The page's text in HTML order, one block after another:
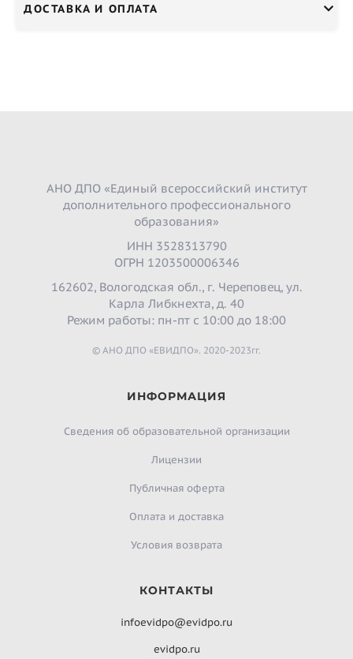
ДОСТАВКА И ОПЛАТА
АНО ДПО «Единый всероссийский институт
дополнительного профессионального
образования»
ИНН 3528313790
ОГРН 1203500006346
162602, Вологодская обл., г. Череповец, ул.
Карла Либкнехта, д. 40
Режим работы: пн-пт с 10:00 до 18:00
© АНО ДПО «ЕВИДПО». 2020-2023гг.
ИНФОРМАЦИЯ
Сведения об образовательной организации
Лицензии
Публичная оферта
Оплата и доставка
Условия возврата
КОНТАКТЫ
infoevidpo@evidpo.ru
evidpo.ru